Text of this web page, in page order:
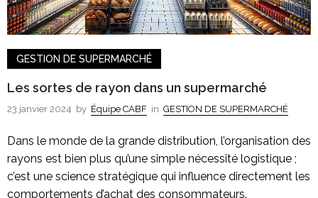
GESTION DE SUPERMARCHÉ
Les sortes de rayon dans un supermarché
23 janvier 2024 by Équipe CABF in GESTION DE SUPERMARCHÉ
Dans le monde de la grande distribution, l’organisation des
rayons est bien plus qu’une simple nécessité logistique ;
c’est une science stratégique qui influence directement les
comportements d’achat des consommateurs.